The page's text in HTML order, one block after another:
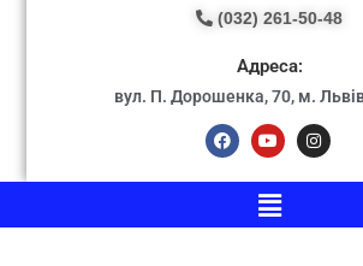
(032) 261-50-48
Адреса:
вул. П. Дорошенка, 70, м.